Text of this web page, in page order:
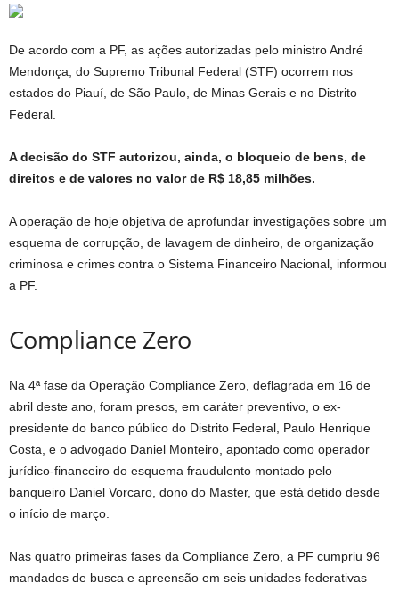
De acordo com a PF, as ações autorizadas pelo ministro André
Mendonça, do Supremo Tribunal Federal (STF) ocorrem nos
estados do Piauí, de São Paulo, de Minas Gerais e no Distrito
Federal.
A decisão do STF autorizou, ainda, o bloqueio de bens, de
direitos e de valores no valor de R$ 18,85 milhões.
A operação de hoje objetiva de aprofundar investigações sobre um
esquema de corrupção, de lavagem de dinheiro, de organização
criminosa e crimes contra o Sistema Financeiro Nacional, informou
a PF.
Compliance Zero
Na 4ª fase da Operação Compliance Zero, deflagrada em 16 de
abril deste ano, foram presos, em caráter preventivo, o ex-
presidente do banco público do Distrito Federal, Paulo Henrique
Costa, e o advogado Daniel Monteiro, apontado como operador
jurídico-financeiro do esquema fraudulento montado pelo
banqueiro Daniel Vorcaro, dono do Master, que está detido desde
o início de março.
Nas quatro primeiras fases da Compliance Zero, a PF cumpriu 96
mandados de busca e apreensão em seis unidades federativas